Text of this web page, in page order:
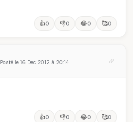
👍0 👎0 😂0 🥰0
Posté le 16 Dec 2012 à 20:14
👍0 👎0 😂0 🥰0